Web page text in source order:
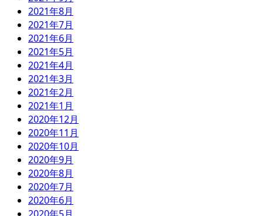
2021年8月
2021年7月
2021年6月
2021年5月
2021年4月
2021年3月
2021年2月
2021年1月
2020年12月
2020年11月
2020年10月
2020年9月
2020年8月
2020年7月
2020年6月